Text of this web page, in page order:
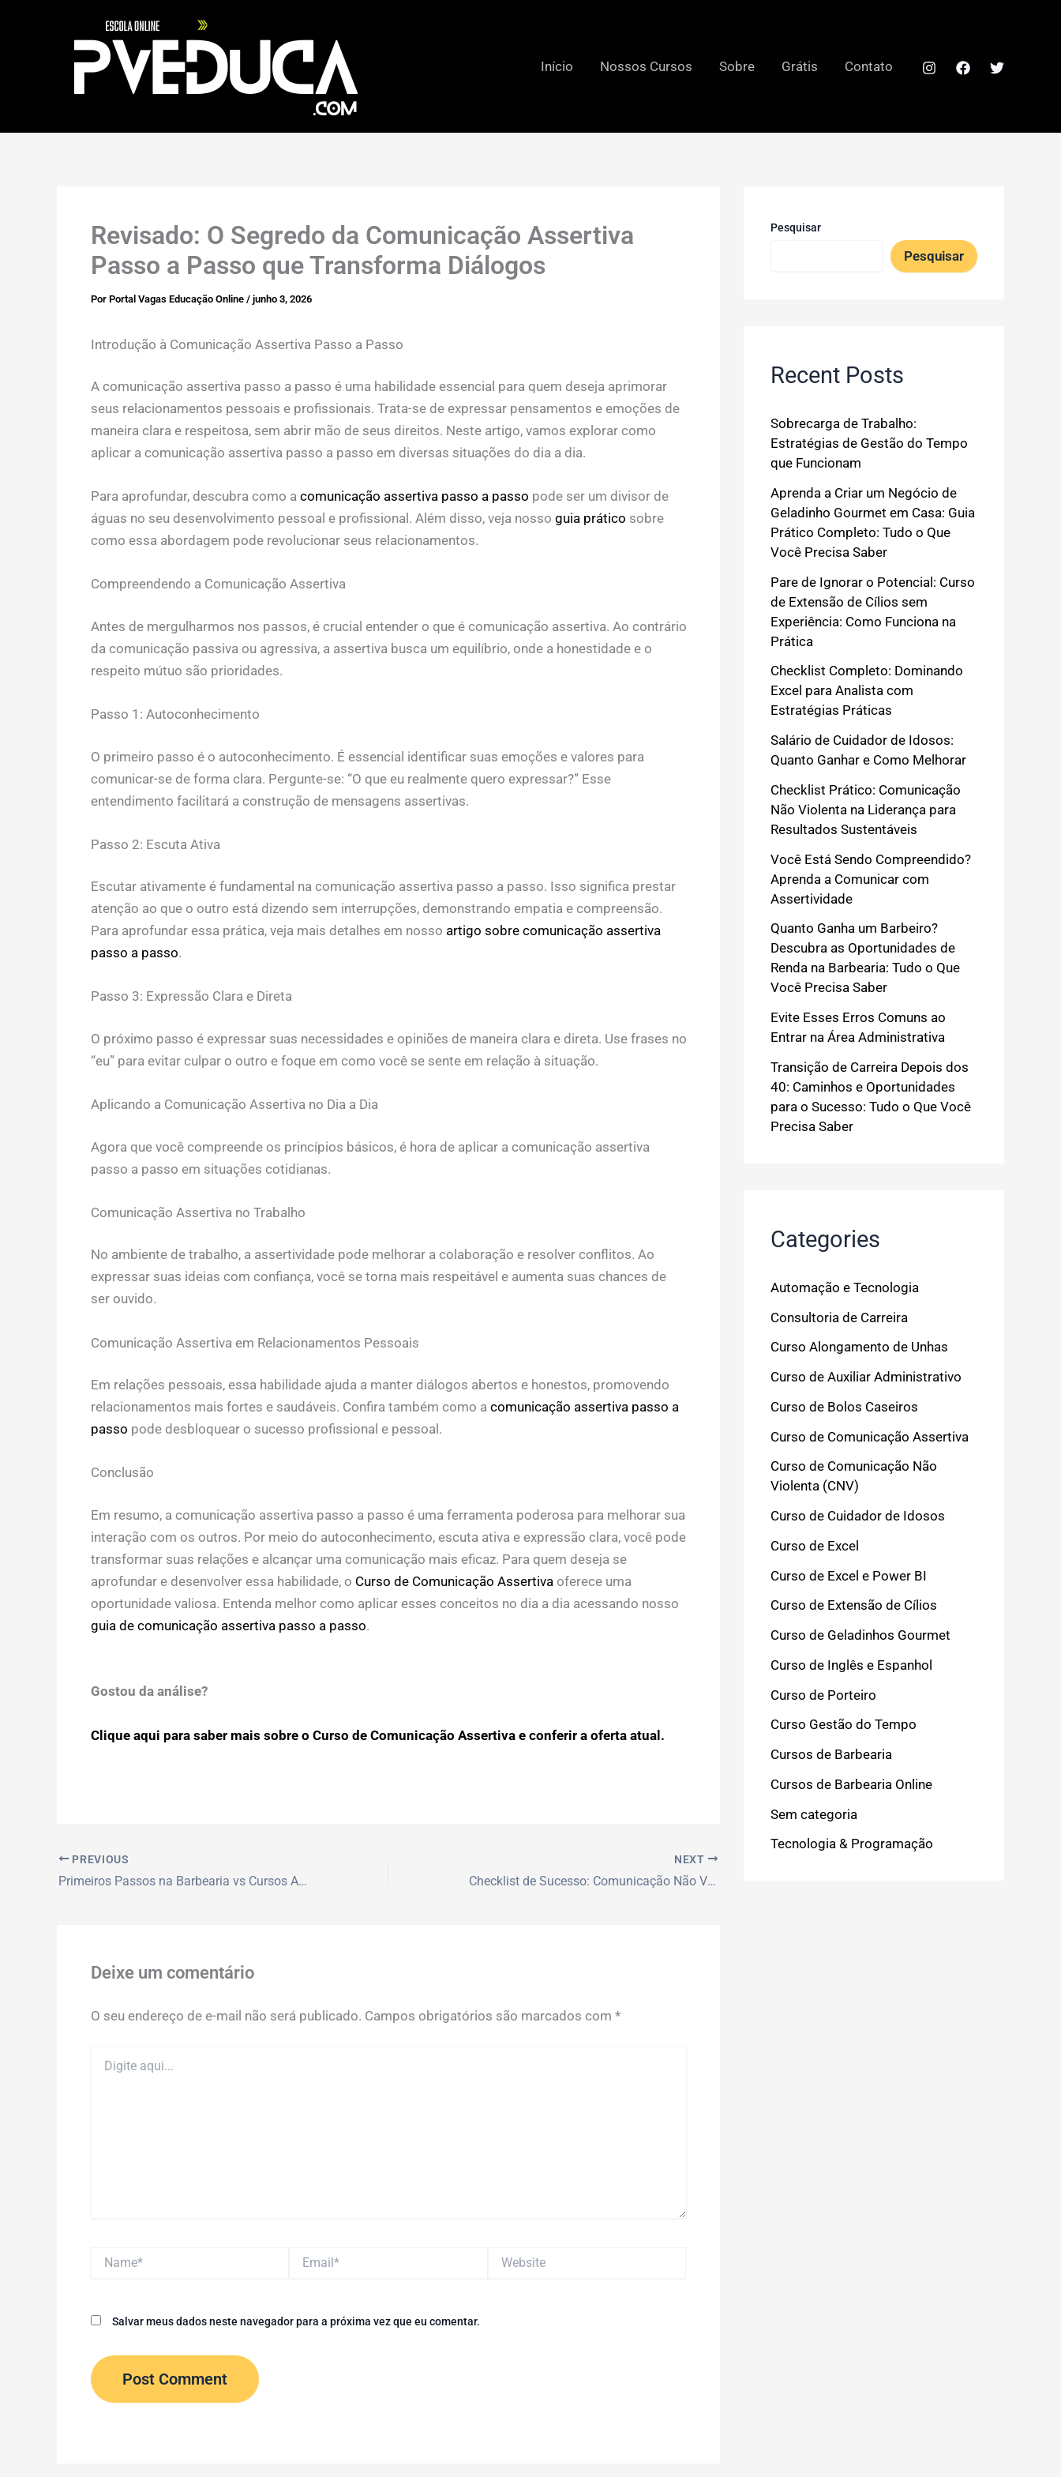
Início Nossos Cursos Sobre Grátis Contato
Revisado: O Segredo da Comunicação Assertiva
Passo a Passo que Transforma Diálogos
Por Portal Vagas Educação Online / junho 3, 2026
Introdução à Comunicação Assertiva Passo a Passo
A comunicação assertiva passo a passo é uma habilidade essencial para quem deseja aprimorar
seus relacionamentos pessoais e profissionais. Trata-se de expressar pensamentos e emoções de
maneira clara e respeitosa, sem abrir mão de seus direitos. Neste artigo, vamos explorar como
aplicar a comunicação assertiva passo a passo em diversas situações do dia a dia.
Para aprofundar, descubra como a comunicação assertiva passo a passo pode ser um divisor de
águas no seu desenvolvimento pessoal e profissional. Além disso, veja nosso guia prático sobre
como essa abordagem pode revolucionar seus relacionamentos.
Compreendendo a Comunicação Assertiva
Antes de mergulharmos nos passos, é crucial entender o que é comunicação assertiva. Ao contrário
da comunicação passiva ou agressiva, a assertiva busca um equilíbrio, onde a honestidade e o
respeito mútuo são prioridades.
Passo 1: Autoconhecimento
O primeiro passo é o autoconhecimento. É essencial identificar suas emoções e valores para
comunicar-se de forma clara. Pergunte-se: “O que eu realmente quero expressar?” Esse
entendimento facilitará a construção de mensagens assertivas.
Passo 2: Escuta Ativa
Escutar ativamente é fundamental na comunicação assertiva passo a passo. Isso significa prestar
atenção ao que o outro está dizendo sem interrupções, demonstrando empatia e compreensão.
Para aprofundar essa prática, veja mais detalhes em nosso artigo sobre comunicação assertiva
passo a passo.
Passo 3: Expressão Clara e Direta
O próximo passo é expressar suas necessidades e opiniões de maneira clara e direta. Use frases no
“eu” para evitar culpar o outro e foque em como você se sente em relação à situação.
Aplicando a Comunicação Assertiva no Dia a Dia
Agora que você compreende os princípios básicos, é hora de aplicar a comunicação assertiva
passo a passo em situações cotidianas.
Comunicação Assertiva no Trabalho
No ambiente de trabalho, a assertividade pode melhorar a colaboração e resolver conflitos. Ao
expressar suas ideias com confiança, você se torna mais respeitável e aumenta suas chances de
ser ouvido.
Comunicação Assertiva em Relacionamentos Pessoais
Em relações pessoais, essa habilidade ajuda a manter diálogos abertos e honestos, promovendo
relacionamentos mais fortes e saudáveis. Confira também como a comunicação assertiva passo a
passo pode desbloquear o sucesso profissional e pessoal.
Conclusão
Em resumo, a comunicação assertiva passo a passo é uma ferramenta poderosa para melhorar sua
interação com os outros. Por meio do autoconhecimento, escuta ativa e expressão clara, você pode
transformar suas relações e alcançar uma comunicação mais eficaz. Para quem deseja se
aprofundar e desenvolver essa habilidade, o Curso de Comunicação Assertiva oferece uma
oportunidade valiosa. Entenda melhor como aplicar esses conceitos no dia a dia acessando nosso
guia de comunicação assertiva passo a passo.
Gostou da análise?
Clique aqui para saber mais sobre o Curso de Comunicação Assertiva e conferir a oferta atual.
PREVIOUS
Primeiros Passos na Barbearia vs Cursos Avançados: Onde Começar?
NEXT
Checklist de Sucesso: Comunicação Não Violenta em Equipes para Resultados Concretos
Deixe um comentário
O seu endereço de e-mail não será publicado. Campos obrigatórios são marcados com *
aqui...
Salvar meus dados neste navegador para a próxima vez que eu comentar.
Pesquisar
Pesquisar
Recent Posts
Sobrecarga de Trabalho:
Estratégias de Gestão do Tempo
que Funcionam
Aprenda a Criar um Negócio de
Geladinho Gourmet em Casa: Guia
Prático Completo: Tudo o Que
Você Precisa Saber
Pare de Ignorar o Potencial: Curso
de Extensão de Cílios sem
Experiência: Como Funciona na
Prática
Checklist Completo: Dominando
Excel para Analista com
Estratégias Práticas
Salário de Cuidador de Idosos:
Quanto Ganhar e Como Melhorar
Checklist Prático: Comunicação
Não Violenta na Liderança para
Resultados Sustentáveis
Você Está Sendo Compreendido?
Aprenda a Comunicar com
Assertividade
Quanto Ganha um Barbeiro?
Descubra as Oportunidades de
Renda na Barbearia: Tudo o Que
Você Precisa Saber
Evite Esses Erros Comuns ao
Entrar na Área Administrativa
Transição de Carreira Depois dos
40: Caminhos e Oportunidades
para o Sucesso: Tudo o Que Você
Precisa Saber
Categories
Automação e Tecnologia
Consultoria de Carreira
Curso Alongamento de Unhas
Curso de Auxiliar Administrativo
Curso de Bolos Caseiros
Curso de Comunicação Assertiva
Curso de Comunicação Não
Violenta (CNV)
Curso de Cuidador de Idosos
Curso de Excel
Curso de Excel e Power BI
Curso de Extensão de Cílios
Curso de Geladinhos Gourmet
Curso de Inglês e Espanhol
Curso de Porteiro
Curso Gestão do Tempo
Cursos de Barbearia
Cursos de Barbearia Online
Sem categoria
Tecnologia & Programação